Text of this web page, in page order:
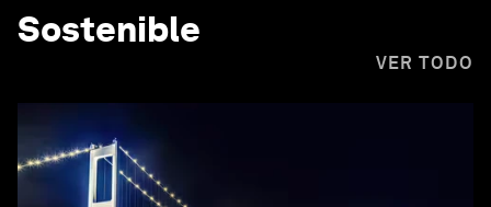
Sostenible
VER TODO